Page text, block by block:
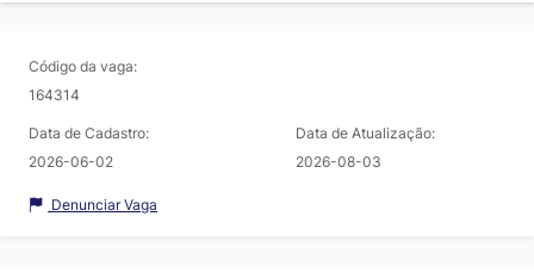
Código da vaga:
164314
Data de Cadastro:
2026-06-02
Data de Atualização:
2026-08-03
Denunciar Vaga